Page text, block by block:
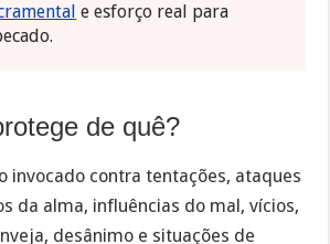
e esforço real para
de quê?
invocado contra tentações, ataques
da alma, influências do mal, vícios,
desânimo e situações de